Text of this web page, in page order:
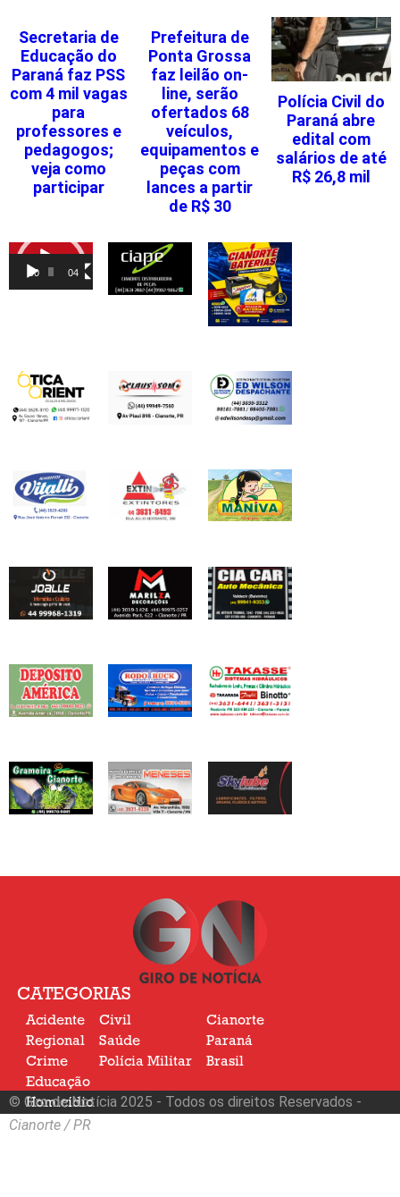
Secretaria de
Educação do
Paraná faz PSS
com 4 mil vagas
para
professores e
pedagogos;
veja como
participar
Prefeitura de
Ponta Grossa
faz leilão on-
line, serão
ofertados 68
veículos,
equipamentos e
peças com
lances a partir
de R$ 30
Polícia Civil do
Paraná abre
edital com
salários de até
R$ 26,8 mil
Tocador
00:00 04:46
CATEGORIAS
Acidente
Regional
Crime
Civil
Saúde
Polícia Militar
Cianorte
Paraná
Brasil
Educação
Homicídio
Nacional
© Giro de Notícia 2025 - Todos os direitos Reservados -
Cianorte / PR